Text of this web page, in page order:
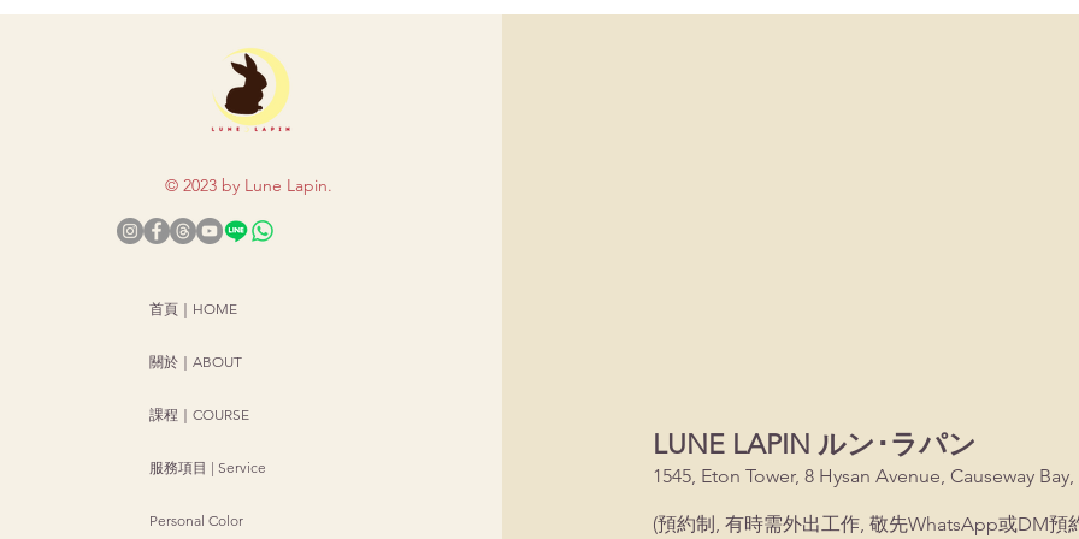
© 2023 by Lune Lapin.
首頁｜HOME
關於｜ABOUT
課程｜COURSE
服務項目 | Service
Personal Color
LUNE LAPIN ルン･ラパン
1545, Eton Tower, 8 Hysan Avenue, Causeway
(預約制, 有時需外出工作, 敬先WhatsApp或DM預